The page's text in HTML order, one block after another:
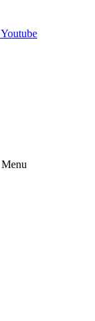
Youtube
Menu